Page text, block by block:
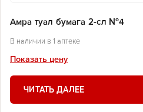
Амра туал бумага 2-сл №4
В наличии в 1 аптеке
Показать цену
ЧИТАТЬ ДАЛЕЕ